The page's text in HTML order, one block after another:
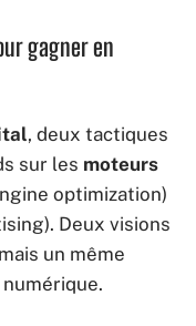
gagner en
, deux tactiques
sur les moteurs
optimization)
Deux visions
un même
numérique.